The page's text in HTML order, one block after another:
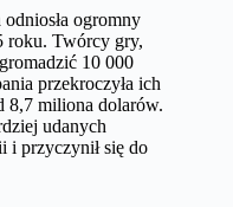
ogromny
roku. Twórcy gry,
10 000
przekroczyła ich
8,7 miliona dolarów.
udanych
przyczynił się do